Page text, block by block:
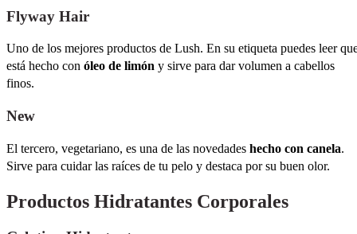
Flyway Hair
Uno de los mejores productos de Lush. En su etiqueta puedes leer
está hecho con óleo de limón y sirve para dar volumen a cabellos
finos.
New
El tercero, vegetariano, es una de las novedades hecho con canela.
Sirve para cuidar las raíces de tu pelo y destaca por su buen olor.
Productos Hidratantes Corporales